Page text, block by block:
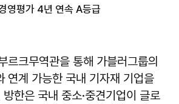
영평가 4년 연속 A등급
르크무역관을 통해 가블러그룹의
연계 가능한 국내 기자재 기업을
한은 국내 중소·중견기업이 글로